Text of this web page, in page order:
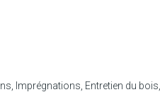
Imprégnations Entretien du bois